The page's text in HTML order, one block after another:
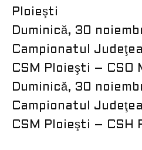
Ploieşti
Duminică, 30
Campionatul
CSM Ploieşti – CSO
Duminică, 30
Campionatul
CSM Ploieşti – CSH